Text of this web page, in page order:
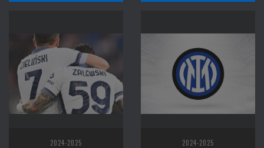
2024-2025 2024-2025